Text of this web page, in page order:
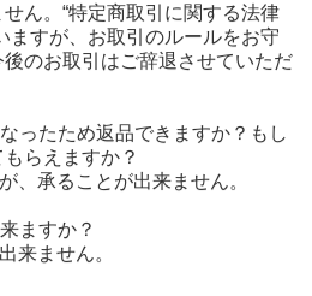
ん。“特定商取引に関する法律
ますが、お取引のルールをお守
のお取引はご辞退させていただ
ったため返品できますか？もし
らえますか？
、承ることが出来ません。
ますか？
来ません。